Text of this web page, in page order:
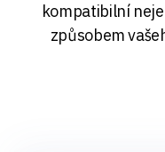
kompatibilní
způsobem